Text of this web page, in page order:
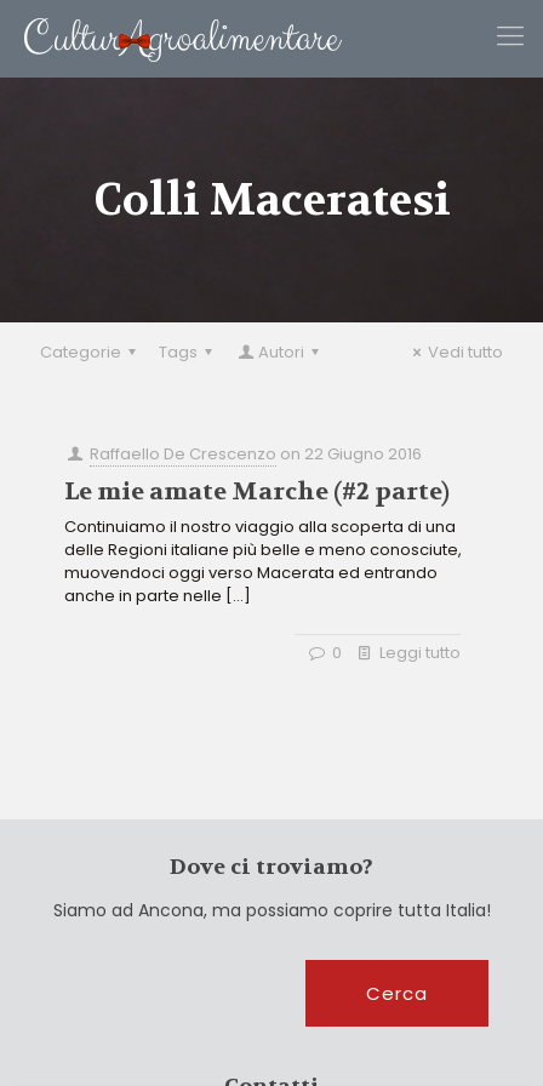
Colli Maceratesi
Categorie Tags Autori Vedi tutto
Raffaello De Crescenzo on 22 Giugno 2016
Le mie amate Marche (#2 parte)
Continuiamo il nostro viaggio alla scoperta di una
delle Regioni italiane più belle e meno conosciute,
muovendoci oggi verso Macerata ed entrando
anche in parte nelle […]
0 Leggi tutto
Dove ci troviamo?
Siamo ad Ancona, ma possiamo coprire tutta Italia!
Cerca